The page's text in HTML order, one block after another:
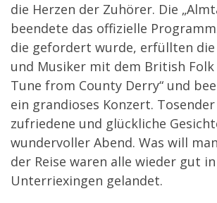
die Herzen der Zuhörer. Die
beendete das offizielle
die gefordert wurde, erfüllten
und Musiker mit dem British Folk
Tune from County Derry“ und
ein grandioses Konzert.
zufriedene und glückliche
wundervoller Abend. Was will
der Reise waren alle wieder gut in
Unterriexingen gelandet.